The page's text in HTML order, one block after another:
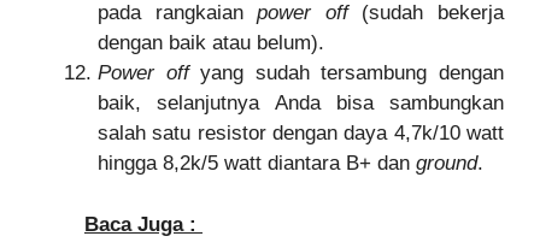
pada rangkaianpower off(sudah bekerja
dengan baik atau belum).
Power offyang sudah tersambung dengan
baik, selanjutnya Anda bisa sambungkan
salah satu resistor dengan daya 4,7k/10 watt
hingga 8,2k/5 watt diantara B+ dan ground.
Baca Juga :